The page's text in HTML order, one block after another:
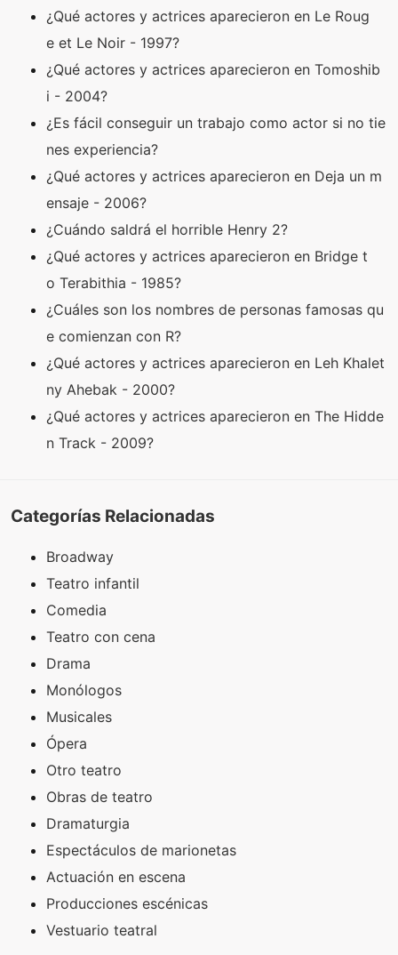
¿Qué actores y actrices aparecieron en Le Roug
e et Le Noir - 1997?
¿Qué actores y actrices aparecieron en Tomoshib
i - 2004?
¿Es fácil conseguir un trabajo como actor si no tie
nes experiencia?
¿Qué actores y actrices aparecieron en Deja un m
ensaje - 2006?
¿Cuándo saldrá el horrible Henry 2?
¿Qué actores y actrices aparecieron en Bridge t
o Terabithia - 1985?
¿Cuáles son los nombres de personas famosas qu
e comienzan con R?
¿Qué actores y actrices aparecieron en Leh Khalet
ny Ahebak - 2000?
¿Qué actores y actrices aparecieron en The Hidde
n Track - 2009?
Categorías Relacionadas
Broadway
Teatro infantil
Comedia
Teatro con cena
Drama
Monólogos
Musicales
Ópera
Otro teatro
Obras de teatro
Dramaturgia
Espectáculos de marionetas
Actuación en escena
Producciones escénicas
Vestuario teatral